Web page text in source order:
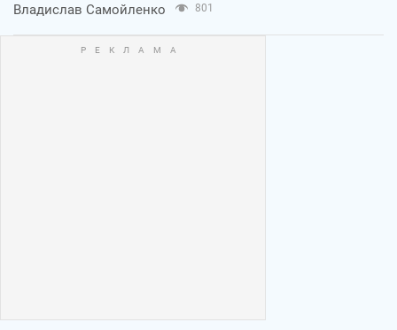
Владислав Самойленко 801